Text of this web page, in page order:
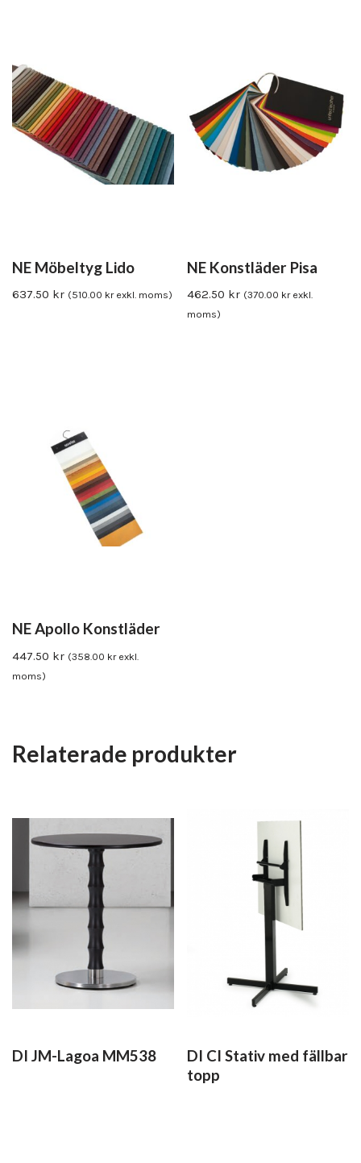
NE Möbeltyg Lido
637.50 kr (510.00 krexkl. moms)
NE Konstläder Pisa
462.50 kr (370.00 krexkl.
moms)
NE Apollo Konstläder
447.50 kr (358.00 krexkl.
moms)
Relaterade produkter
DI JM-Lagoa MM538
DI CI Stativ med fällbar
topp